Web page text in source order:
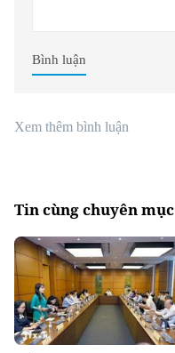
Bình luận
Xem thêm bình luận
Tin cùng chuyên mục